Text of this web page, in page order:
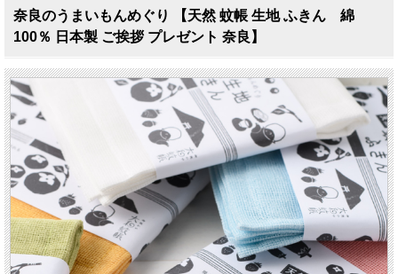
奈良のうまいもんめぐり 【天然 蚊帳 生地 ふきん 綿
100％ 日本製 ご挨拶 プレゼント 奈良】